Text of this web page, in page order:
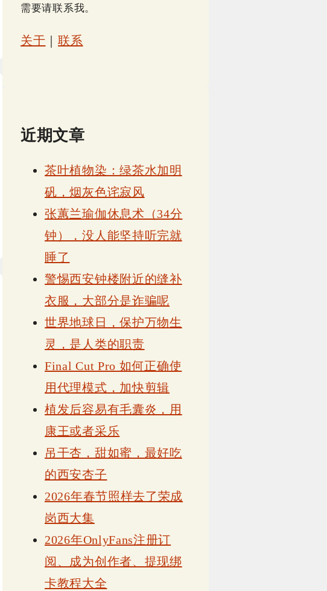
需要请联系我。
关于 ｜联系
近期文章
茶叶植物染：绿茶水加明
矾，烟灰色诧寂风
张蕙兰瑜伽休息术（34分
钟），没人能坚持听完就
睡了
警惕西安钟楼附近的缝补
衣服，大部分是诈骗呢
世界地球日，保护万物生
灵，是人类的职责
Final Cut Pro 如何正确使
用代理模式，加快剪辑
植发后容易有毛囊炎，用
康王或者采乐
吊干杏，甜如蜜，最好吃
的西安杏子
2026年春节照样去了荣成
岗西大集
2026年OnlyFans注册订
阅、成为创作者、提现绑
卡教程大全